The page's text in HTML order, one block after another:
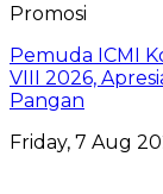
Promosi
Pemuda ICMI
VIII 2026,
Pangan
Friday, 7 Aug